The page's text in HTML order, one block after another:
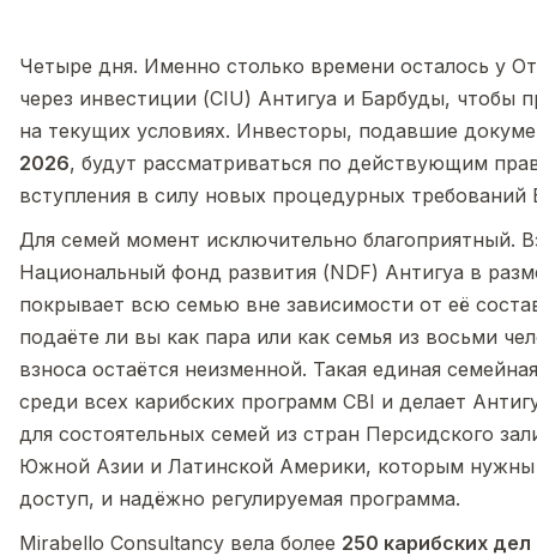
Четыре дня. Именно столько времени осталось у
через инвестиции (CIU) Антигуа и Барбуды, чтобы
на текущих условиях. Инвесторы, подавшие
2026, будут рассматриваться по действующим
вступления в силу новых процедурных требований
Для семей момент исключительно благоприятный.
Национальный фонд развития (NDF) Антигуа в
покрывает всю семью вне зависимости от её
подаёте ли вы как пара или как семья из восьми
взноса остаётся неизменной. Такая единая
среди всех карибских программ CBI и делает
для состоятельных семей из стран Персидского
Южной Азии и Латинской Америки, которым нужны
доступ, и надёжно регулируемая программа.
Mirabello Consultancy вела более 250 карибских